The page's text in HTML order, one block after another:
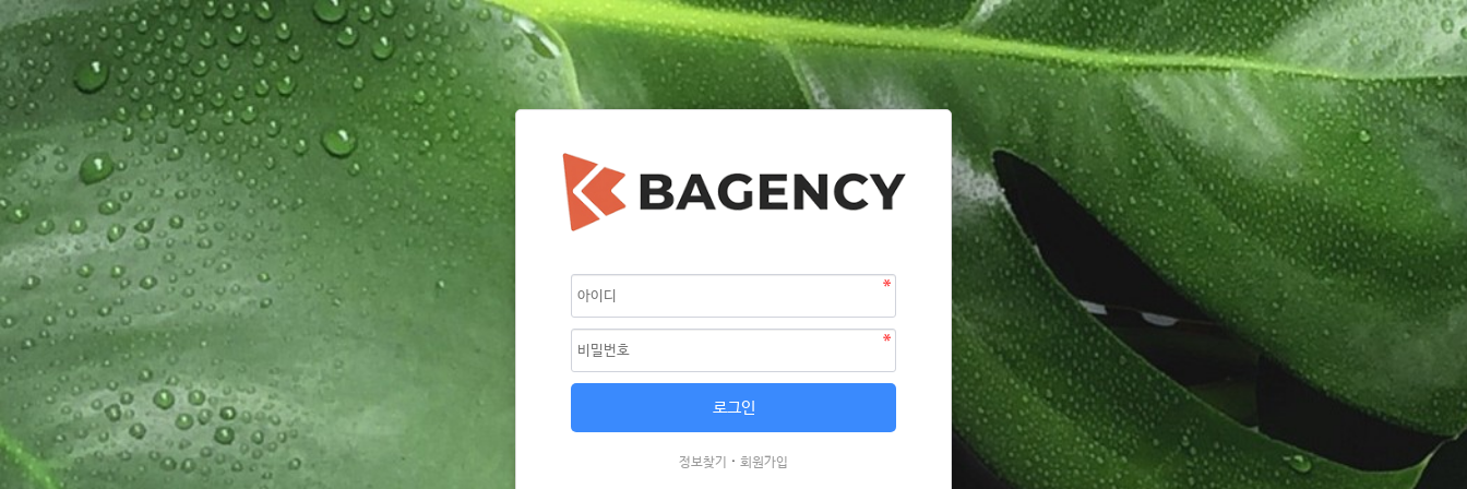
정보찾기 · 회원가입